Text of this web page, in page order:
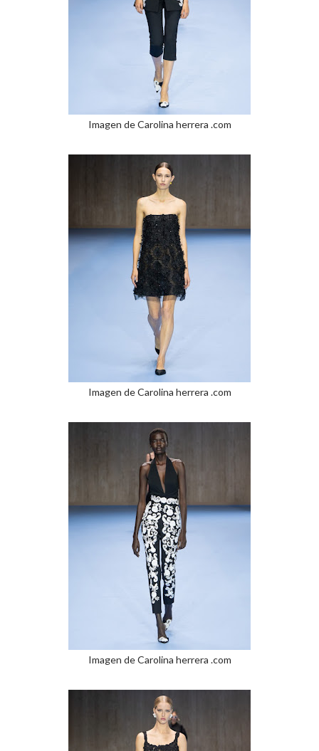
Imagen de Carolina herrera .com
Imagen de Carolina herrera .com
Imagen de Carolina herrera .com